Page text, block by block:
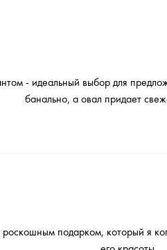
- идеальный выбор для
банально, а овал придает
подарком, который я